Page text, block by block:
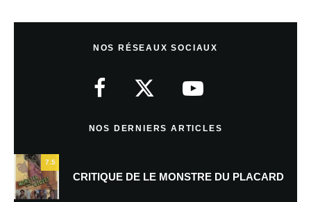
NOS RÉSEAUX SOCIAUX
NOS DERNIERS ARTICLES
7.5
CRITIQUE DE LE MONSTRE DU PLACARD